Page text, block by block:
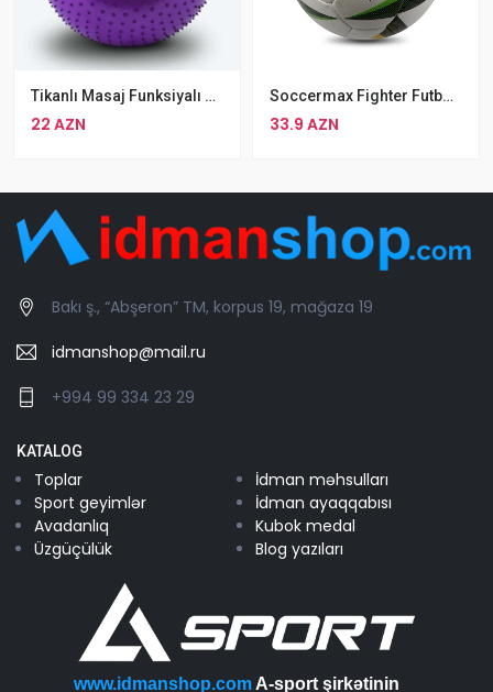
Tikanlı Masaj Funksiyalı Yoga Pilates Topu Rengli Aerobik Gimnastika Topu 65 Sm
22 AZN
Soccermax Fighter Futbol Topu N 5 Futbol Topu
33.9 AZN
Bakı ş., “Abşeron” TM, korpus 19, mağaza 19
idmanshop@mail.ru
+994 99 334 23 29
KATALOG
Toplar
İdman məhsulları
Sport geyimlər
İdman ayaqqabısı
Avadanlıq
Kubok medal
Üzgüçülük
Blog yazıları
www.idmanshop.com A-sport şirkətinin